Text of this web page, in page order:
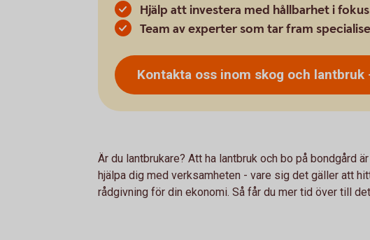
Hjälp att investera med hållbarhet i fokus
Team av experter som tar fram
Kontakta oss inom skog och lantbruk
Är du lantbrukare? Att ha lantbruk och bo på bondgård
hjälpa dig med verksamheten - vare sig det gäller att
rådgivning för din ekonomi. Så får du mer tid över till